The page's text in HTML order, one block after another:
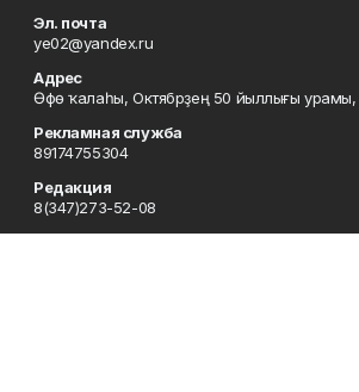
Эл. почта
ye02@yandex.ru
Адрес
Өфө ҡалаһы, Октябрҙең 50 йыллығы урамы,
Рекламная служба
89174755304
Редакция
8(347)273-52-08